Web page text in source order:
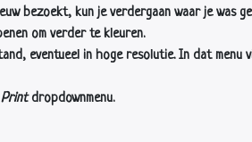
bezoekt, kun je verdergaan waar je was
om verder te kleuren.
eventueel in hoge resolutie. In dat
Printdropdownmenu.